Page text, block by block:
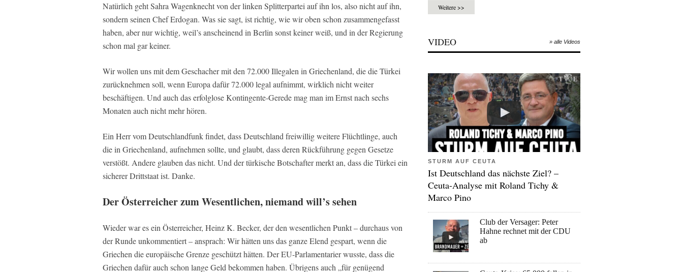
Natürlich geht Sahra Wagenknecht von der linken Splitterpartei auf ihn los, also nicht auf ihn,
sondern seinen Chef Erdogan. Was sie sagt, ist richtig, wie wir oben schon zusammengefasst
haben, aber nur wichtig, weil’s anscheinend in Berlin sonst keiner weiß, und in der Regierung
schon mal gar keiner.
Wir wollen uns mit dem Geschacher mit den 72.000 Illegalen in Griechenland, die die Türkei
zurücknehmen soll, wenn Europa dafür 72.000 legal aufnimmt, wirklich nicht weiter
beschäftigen. Und auch das erfolglose Kontingente-Gerede mag man im Ernst nach sechs
Monaten auch nicht mehr hören.
Ein Herr vom Deutschlandfunk findet, dass Deutschland freiwillig weitere Flüchtlinge, auch
die in Griechenland, aufnehmen sollte, und glaubt, dass deren Rückführung gegen Gesetze
verstößt. Andere glauben das nicht. Und der türkische Botschafter merkt an, dass die Türkei ein
sicherer Drittstaat ist. Danke.
Der Österreicher zum Wesentlichen, niemand will’s sehen
Wieder war es ein Österreicher, Heinz K. Becker, der den wesentlichen Punkt – durchaus von
der Runde unkommentiert – ansprach: Wir hätten uns das ganze Elend gespart, wenn die
Griechen die europäische Grenze geschützt hätten. Der EU-Parlamentarier wusste, dass die
Griechen dafür auch schon lange Geld bekommen haben. Übrigens auch „für genügend
Weitere >>
VIDEO » alle Videos
STURM AUF CEUTA
Ist Deutschland das nächste Ziel? –
Ceuta-Analyse mit Roland Tichy &
Marco Pino
Club der Versager: Peter
Hahne rechnet mit der CDU
ab